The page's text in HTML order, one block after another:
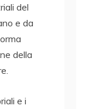
del
e da
della
e i